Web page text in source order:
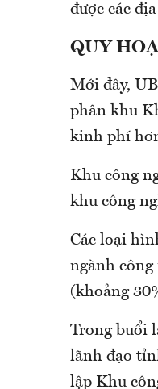
được các
QUY
Mới đây,
phân khu
kinh phí
Khu công
khu công
Các loại
ngành công
(khoảng
Trong buổi
lãnh đạo
lập Khu